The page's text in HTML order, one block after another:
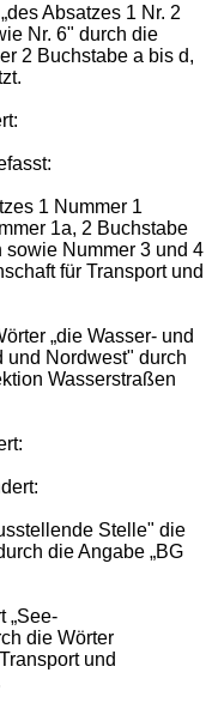
Absatzes 1 Nr. 2
Nr. 6" durch die
2 Buchstabe a bis d,
1 Nummer 1
1a, 2 Buchstabe
sowie Nummer 3 und 4
für Transport und
„die Wasser- und
und Nordwest" durch
Wasserstraßen
Stelle" die
die Angabe „BG
„See-
die Wörter
und